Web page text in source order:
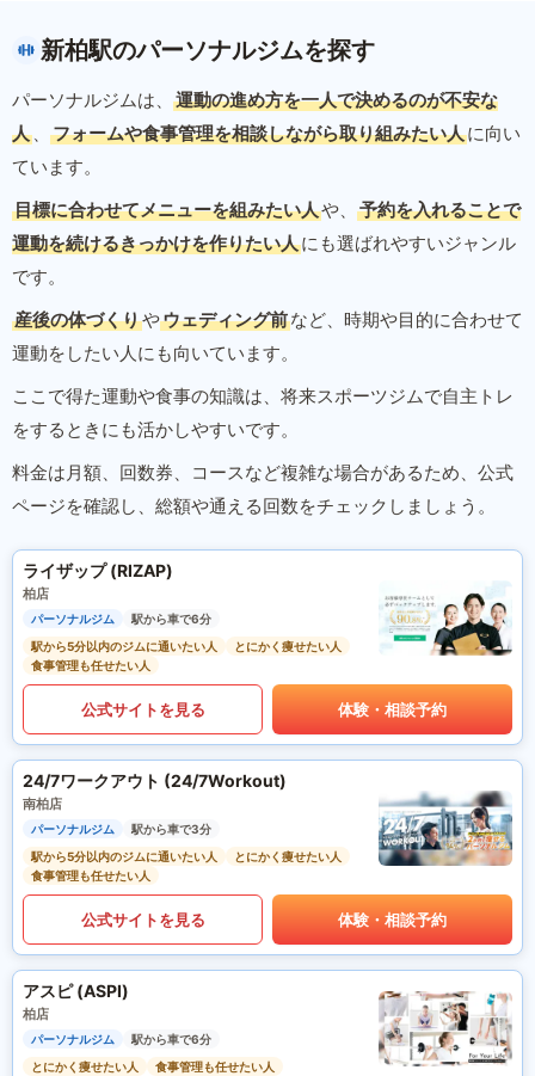
新柏駅のパーソナルジムを探す
パーソナルジムは、
運動の進め方を一人で決めるのが不安な
人 、 フォームや食事管理を相談しながら取り組みたい人に向い
ています。
目標に合わせてメニューを組みたい人や、
予約を入れることで
運動を続けるきっかけを作りたい人にも選ばれやすいジャンル
です。
産後の体づくりやウェディング前など、時期や目的に合わせて
運動をしたい人にも向いています。
ここで得た運動や食事の知識は、将来スポーツジムで自主トレ
をするときにも活かしやすいです。
料金は月額、回数券、コースなど複雑な場合があるため、公式
ページを確認し、総額や通える回数をチェックしましょう。
ライザップ (RIZAP)
柏店
パーソナルジム
駅から車で6分
駅から5分以内のジムに通いたい人
とにかく痩せたい人
食事管理も任せたい人
公式サイトを見る 体験・相談予約
24/7ワークアウト (24/7Workout)
南柏店
パーソナルジム
駅から車で3分
駅から5分以内のジムに通いたい人
とにかく痩せたい人
食事管理も任せたい人
公式サイトを見る 体験・相談予約
アスピ (ASPI)
柏店
パーソナルジム
駅から車で6分
とにかく痩せたい人
食事管理も任せたい人